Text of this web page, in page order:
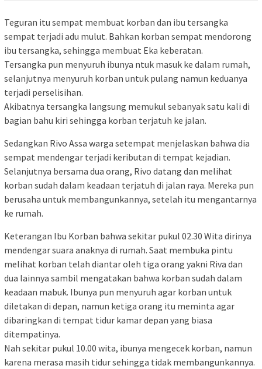
Teguran itu sempat membuat korban dan ibu tersangka
sempat terjadi adu mulut. Bahkan korban sempat mendorong
ibu tersangka, sehingga membuat Eka keberatan.
Tersangka pun menyuruh ibunya ntuk masuk ke dalam rumah,
selanjutnya menyuruh korban untuk pulang namun keduanya
terjadi perselisihan.
Akibatnya tersangka langsung memukul sebanyak satu kali di
bagian bahu kiri sehingga korban terjatuh ke jalan.
Sedangkan Rivo Assa warga setempat menjelaskan bahwa dia
sempat mendengar terjadi keributan di tempat kejadian.
Selanjutnya bersama dua orang, Rivo datang dan melihat
korban sudah dalam keadaan terjatuh di jalan raya. Mereka pun
berusaha untuk membangunkannya, setelah itu mengantarnya
ke rumah.
Keterangan Ibu Korban bahwa sekitar pukul 02.30 Wita dirinya
mendengar suara anaknya di rumah. Saat membuka pintu
melihat korban telah diantar oleh tiga orang yakni Riva dan
dua lainnya sambil mengatakan bahwa korban sudah dalam
keadaan mabuk. Ibunya pun menyuruh agar korban untuk
diletakan di depan, namun ketiga orang itu meminta agar
dibaringkan di tempat tidur kamar depan yang biasa
ditempatinya.
Nah sekitar pukul 10.00 wita, ibunya mengecek korban, namun
karena merasa masih tidur sehingga tidak membangunkannya.